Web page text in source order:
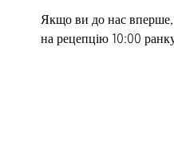
Якщо ви до нас вперше,
на рецепцію 10:00